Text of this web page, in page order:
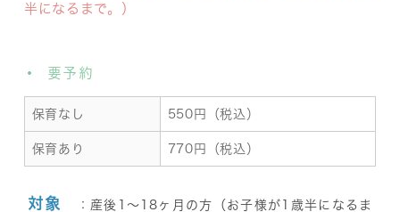
半になるまで。）
要予約
保育なし 550円（税込）
保育あり 770円（税込）
対象
：産後1～18ヶ月の方（お子様が1歳半になるま